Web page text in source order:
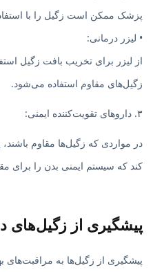
پزشک ممکن است زگیل را با
• لیزر درمانی:
از لیزر برای تخریب بافت زگیل
زگیل‌های مقاوم استفاده می‌شود.
۳. داروهای تقویت‌کننده ایمنی:
در مواردی که زگیل‌ها مقاوم
کند که سیستم ایمنی بدن را برای
پیشگیری از زگیل‌های
پیشگیری از زگیل‌ها به مراقبت‌های